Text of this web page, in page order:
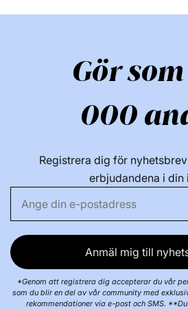
Gör
000
Registrera dig för
erbjudandena i din
Anmäl mig till
*Genom att registrera dig accepterar du vår
som du blir en del av vår community med
rekommendationer via e-post och SMS.